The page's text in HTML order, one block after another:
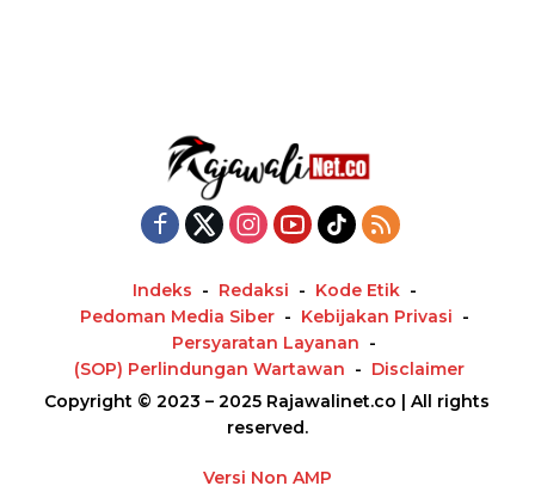
Indeks Redaksi
Kode Etik
Pedoman Media Siber
Kebijakan Privasi
Persyaratan Layanan
(SOP) Perlindungan Wartawan
Disclaimer
Copyright © 2023 – 2025 Rajawalinet.co | All rights
reserved.
Versi Non AMP